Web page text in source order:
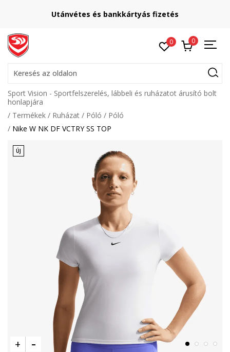
Utánvétes és bankkártyás fizetés
0 0
Keresés az oldalon
Sport Vision - Sportfelszerelés, lábbeli és ruházatot árusító bolt
honlapjára
Termékek
Ruházat Póló
Póló
Nike W NK DF VCTRY SS TOP
ÚJ